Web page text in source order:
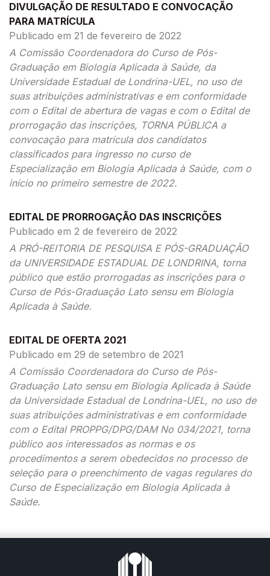
DIVULGAÇÃO DE RESULTADO E CONVOCAÇÃO
PARA MATRÍCULA
Publicado em 21 de fevereiro de 2022
A Comissão Coordenadora do Curso de Pós-
Graduação em Biologia Aplicada à Saúde, da
Universidade Estadual de Londrina-UEL, no uso de
suas atribuições administrativas e em conformidade
com o Edital de abertura de vagas e com o Edital de
prorrogação das inscrições, TORNA PÚBLICA a
convocação para matrícula dos candidatos
classificados para ingresso no curso de
Especialização em Biologia Aplicada à Saúde, com o
início no primeiro semestre de 2022.
EDITAL DE PRORROGAÇÃO DAS INSCRIÇÕES
Publicado em 2 de fevereiro de 2022
A PRÓ-REITORIA DE PESQUISA E PÓS-GRADUAÇÃO
da UNIVERSIDADE ESTADUAL DE LONDRINA, torna
público que estão prorrogadas as inscrições para o
Curso de Pós-Graduação Lato sensu em Biologia
Aplicada à Saúde.
EDITAL DE OFERTA 2021
Publicado em 29 de setembro de 2021
A Comissão Coordenadora do Curso de Pós-
Graduação Lato sensu em Biologia Aplicada à Saúde
da Universidade Estadual de Londrina-UEL, no uso de
suas atribuições administrativas e em conformidade
com o Edital PROPPG/DPG/DAM No 034/2021, torna
público aos interessados as normas e os
procedimentos a serem obedecidos no processo de
seleção para o preenchimento de vagas regulares do
Curso de Especialização em Biologia Aplicada à
Saúde.